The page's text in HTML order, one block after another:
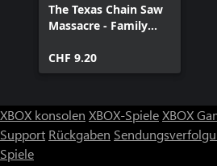
The Texas Chain Saw
Massacre - Family
CHF 9.20
XBOX konsolen XBOX-SpieleXBOX
Support Rückgaben
Spiele